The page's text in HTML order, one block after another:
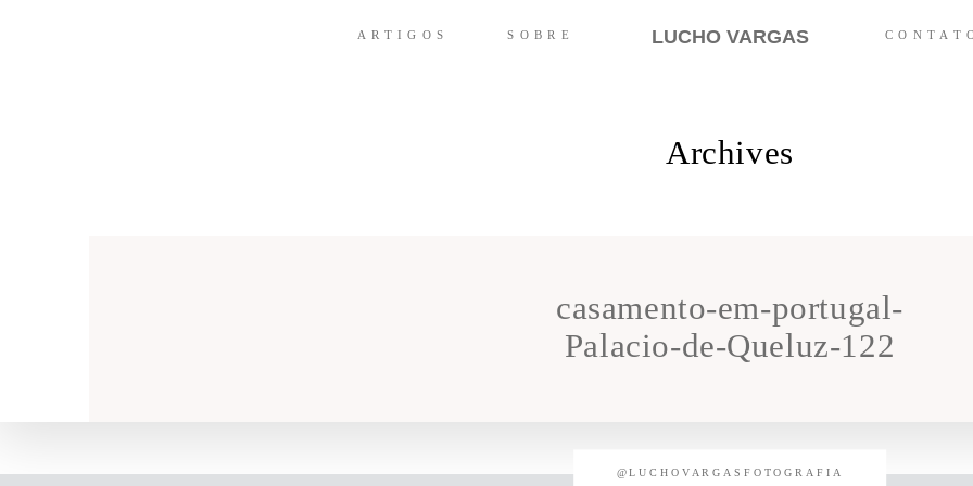
ARTIGOS SOBRE LUCHO VARGAS
Archives
casamento-em-portugal-
Palacio-de-Queluz-122
@LUCHOVARGASFOTOGRAFIA